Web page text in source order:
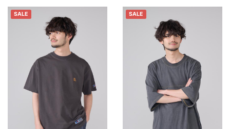
SALE SALE